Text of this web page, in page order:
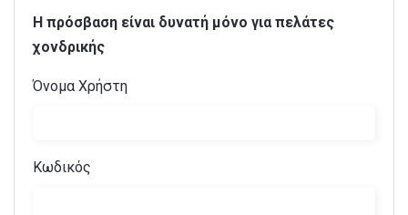
Η πρόσβαση είναι δυνατή μόνο για πελάτες
χονδρικής
Όνομα Χρήστη
Κωδικός